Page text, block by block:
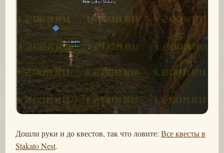
Дошли руки и до квестов, так что ловите: Все квесты в
Stakato Nest.